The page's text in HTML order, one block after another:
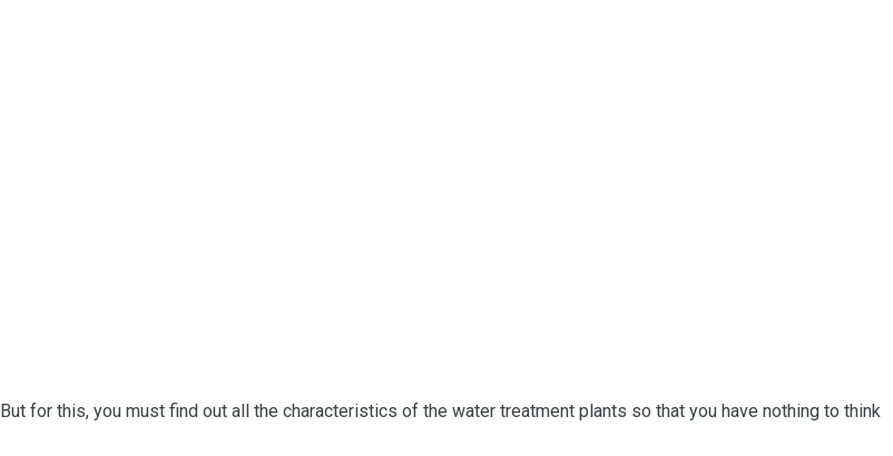
But for this, you must find out all the characteristics of the water treatment plants so that you have nothing to think